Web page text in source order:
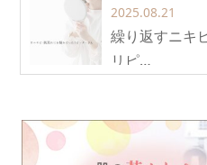
2025.08.21
繰り返すニキ
リピ…